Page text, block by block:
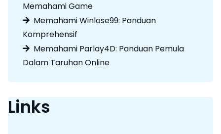
Memahami Game
Memahami Winlose99: Panduan
Komprehensif
Memahami Parlay4D: Panduan Pemula
Dalam Taruhan Online
Links